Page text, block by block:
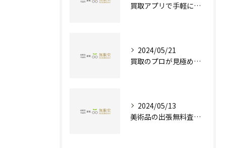
買取アプリで手軽に現金化！あなたの不要品が宝物に変わる方法とは？
2024/05/21
買取のプロが見極める！骨董品の価値と査定とは？
2024/05/13
美術品の出張無料査定 | 一万点以上の実績で信頼の骨董品買取専門店